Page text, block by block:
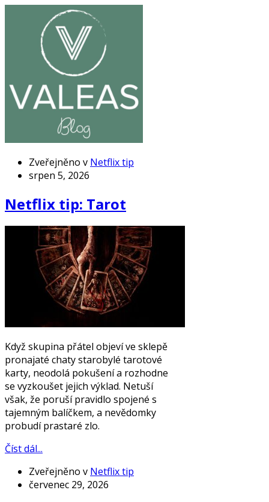
Zveřejněno v Netflix tip
srpen 5, 2026
Netflix tip: Tarot
Když skupina přátel objeví ve sklepě
pronajaté chaty starobylé tarotové
karty, neodolá pokušení a rozhodne
se vyzkoušet jejich výklad. Netuší
však, že poruší pravidlo spojené s
tajemným balíčkem, a nevědomky
probudí prastaré zlo.
Číst dál...
Zveřejněno v Netflix tip
červenec 29, 2026